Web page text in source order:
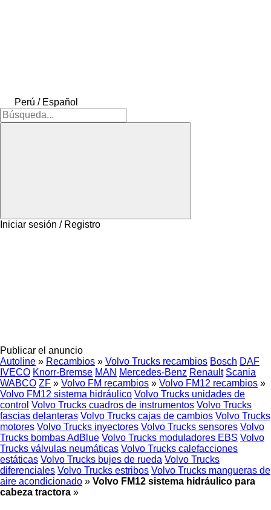
Perú / Español
Iniciar sesión / Registro
Publicar el anuncio
Autoline » Recambios » Volvo Trucks recambios Bosch DAF
IVECO Knorr-Bremse MAN Mercedes-Benz Renault Scania
WABCO ZF » Volvo FM recambios » Volvo FM12 recambios »
Volvo FM12 sistema hidráulico Volvo Trucks unidades de
control Volvo Trucks cuadros de instrumentos Volvo Trucks
fascias delanteras Volvo Trucks cajas de cambios Volvo Trucks
motores Volvo Trucks inyectores Volvo Trucks sensores Volvo
Trucks bombas AdBlue Volvo Trucks moduladores EBS Volvo
Trucks válvulas neumáticas Volvo Trucks calefacciones
estáticas Volvo Trucks bujes de rueda Volvo Trucks
diferenciales Volvo Trucks estribos Volvo Trucks mangueras de
aire acondicionado » Volvo FM12 sistema hidráulico para
cabeza tractora »